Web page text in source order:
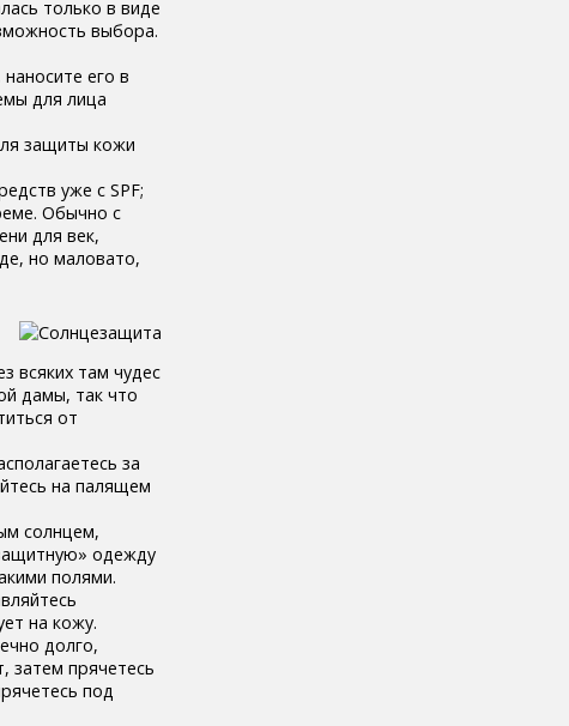
только в виде
выбора.
его в
для лица
защиты кожи
уже с SPF;
Обычно с
для век,
но маловато,
всяких там чудес
дамы, так что
от
за
на палящем
солнцем,
одежду
полями.
на кожу.
долго,
затем прячетесь
под